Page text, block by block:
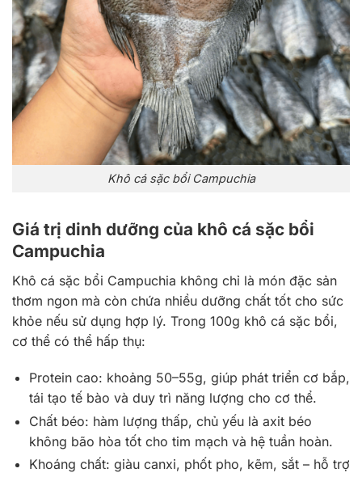
Khô cá sặc bổi Campuchia
Giá trị dinh dưỡng của khô cá sặc bổi
Campuchia
Khô cá sặc bổi Campuchia không chỉ là món đặc sản
thơm ngon mà còn chứa nhiều dưỡng chất tốt cho sức
khỏe nếu sử dụng hợp lý. Trong 100g khô cá sặc bổi,
cơ thể có thể hấp thụ:
Protein cao: khoảng 50–55g, giúp phát triển cơ bắp,
tái tạo tế bào và duy trì năng lượng cho cơ thể.
Chất béo: hàm lượng thấp, chủ yếu là axit béo
không bão hòa tốt cho tim mạch và hệ tuần hoàn.
Khoáng chất: giàu canxi, phốt pho, kẽm, sắt – hỗ trợ